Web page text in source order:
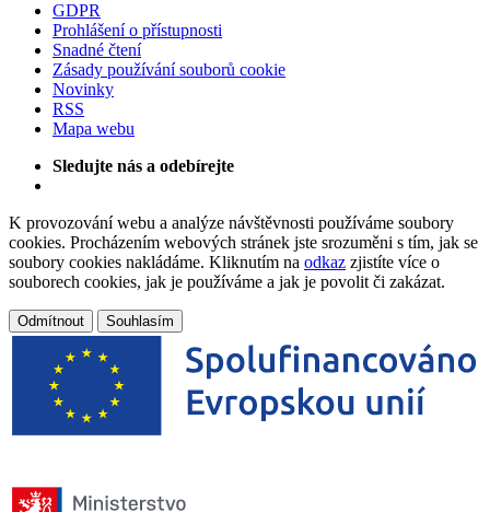
GDPR
Prohlášení o přístupnosti
Snadné čtení
Zásady používání souborů cookie
Novinky
RSS
Mapa webu
Sledujte nás a odebírejte
K provozování webu a analýze návštěvnosti používáme soubory
cookies. Procházením webových stránek jste srozuměni s tím, jak se
soubory cookies nakládáme. Kliknutím na odkaz zjistíte více o
souborech cookies, jak je používáme a jak je povolit či zakázat.
Odmítnout Souhlasím